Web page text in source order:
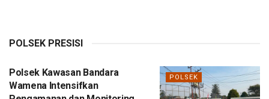
POLSEK PRESISI
POLSEK
Polsek Kawasan Bandara
Wamena Intensifkan